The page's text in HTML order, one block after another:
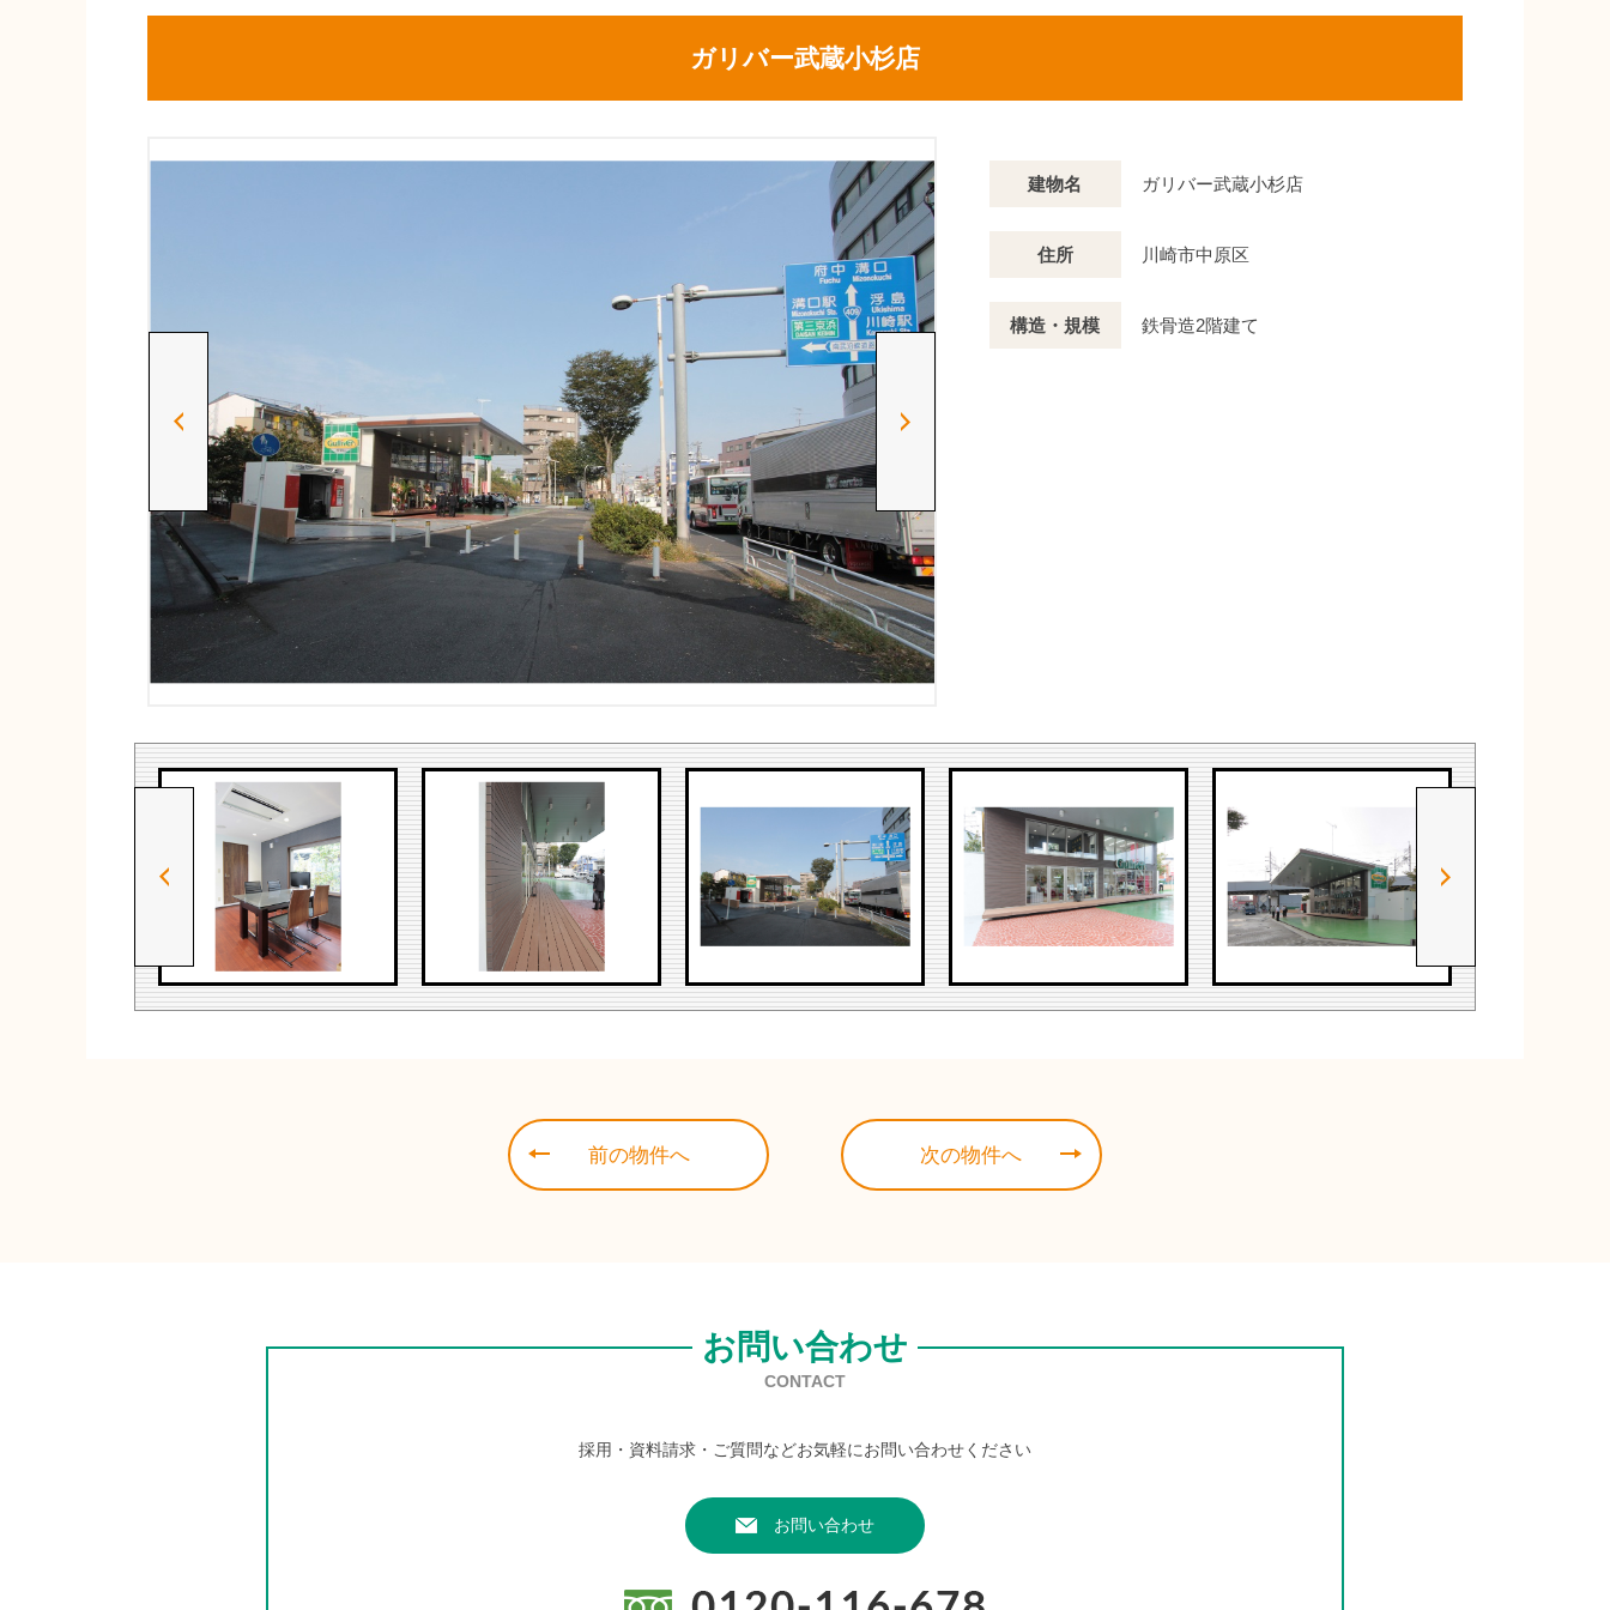
ガリバー武蔵小杉店
建物名 ガリバー武蔵小杉店
住所 川崎市中原区
構造・規模 鉄骨造2階建て
前の物件へ 次の物件へ
お問い合わせ
CONTACT
採用・資料請求・ご質問などお気軽にお問い合わせください
お問い合わせ